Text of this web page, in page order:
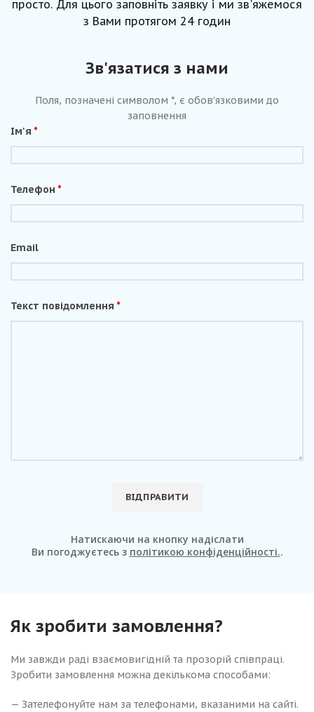
просто. Для цього заповніть заявку і ми зв'яжемося
з Вами протягом 24 годин
Зв'язатися з нами
Поля, позначені символом *, є обов'язковими до
заповнення
Ім'я *
Телефон *
Email
Текст повідомлення *
Натискаючи на кнопку надіслати
Ви погоджуєтесь з політикою конфіденційності..
Як зробити замовлення?
Ми завжди раді взаємовигідній та прозорій співпраці.
Зробити замовлення можна декількома способами:
— Зателефонуйте нам за телефонами, вказаними на сайті.